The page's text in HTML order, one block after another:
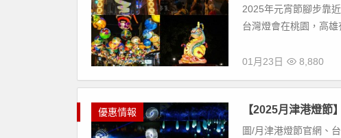
2025年元宵節腳步靠
台灣燈會在桃園，高雄
01月23日 8,880
優惠情報 【2025月津港燈節
圖/月津港燈節官網、